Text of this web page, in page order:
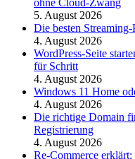
ohne Cloud-Zwang
5. August 2026
Die besten
4. August 2026
WordPress-Seite
für Schritt
4. August 2026
Windows 11 Home
4. August 2026
Die richtige Domain
Registrierung
4. August 2026
Re-Commerce